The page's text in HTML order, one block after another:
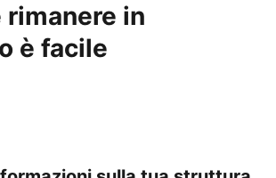
rimanere in
è facile